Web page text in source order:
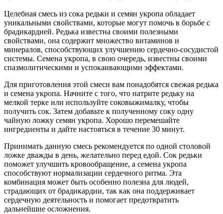
Целебная смесь из сока редьки и семян укропа обладает
уникальными свойствами, которые могут помочь в борьбе с
брадикардией. Редька известна своими полезными
свойствами, она содержит множество витаминов и
минералов, способствующих улучшению сердечно-сосудистой
системы. Семена укропа, в свою очередь, известны своими
спазмолитическими и успокаивающими эффектами.
Для приготовления этой смеси вам понадобятся свежая редька
и семена укропа. Начните с того, что натрите редьку на
мелкой терке или используйте соковыжималку, чтобы
получить сок. Затем добавьте к полученному соку одну
чайную ложку семян укропа. Хорошо перемешайте
ингредиенты и дайте настояться в течение 30 минут.
Принимать данную смесь рекомендуется по одной столовой
ложке дважды в день, желательно перед едой. Сок редьки
поможет улучшить кровообращение, а семена укропа
способствуют нормализации сердечного ритма. Эта
комбинация может быть особенно полезна для людей,
страдающих от брадикардии, так как она поддерживает
сердечную деятельность и помогает предотвратить
дальнейшие осложнения.